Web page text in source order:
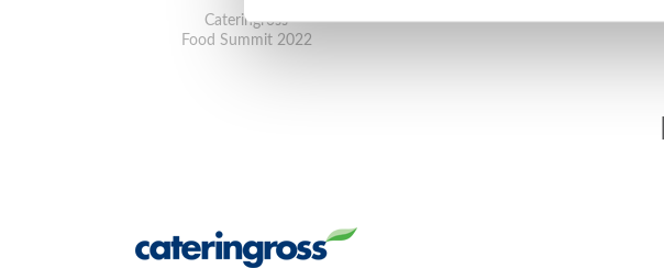
Cateringross
Food Summit 2022